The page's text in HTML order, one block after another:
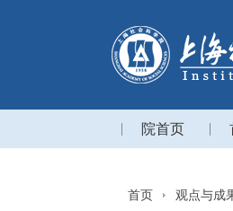
院首页
首页 观点与成